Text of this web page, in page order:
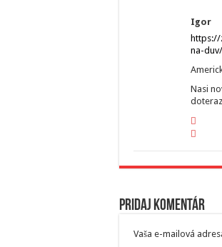
Igor
na-
Nasi
Pridaj komentár
Vaša e-mailová